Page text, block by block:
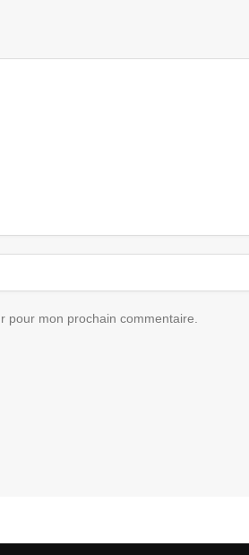
pour mon prochain commentaire.